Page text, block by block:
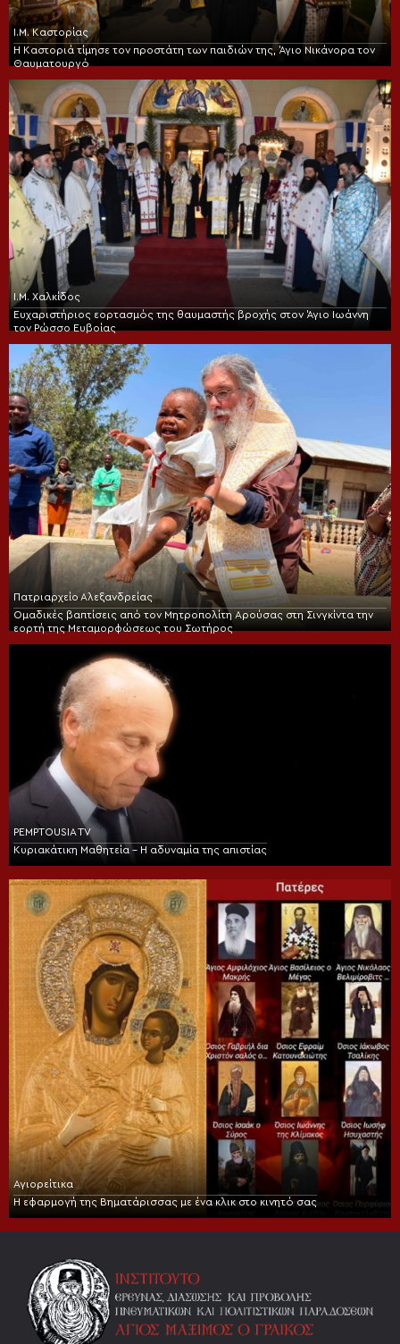
Ι.Μ. Καστορίας
Η Καστοριά τίμησε τον προστάτη των παιδιών της, Άγιο Νικάνορα τον
Θαυματουργό
Ι.Μ. Χαλκίδος
Ευχαριστήριος εορτασμός της θαυμαστής βροχής στον Άγιο Ιωάννη
τον Ρώσσο Ευβοίας
Πατριαρχείο Αλεξανδρείας
Ομαδικές βαπτίσεις από τον Μητροπολίτη Αρούσας στη Σινγκίντα την
εορτή της Μεταμορφώσεως του Σωτήρος
PEMPTOUSIA TV
Κυριακάτικη Μαθητεία – Η αδυναμία της απιστίας
Αγιορείτικα
Η εφαρμογή της Βηματάρισσας με ένα κλικ στο κινητό σας